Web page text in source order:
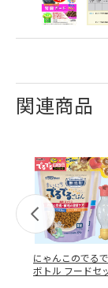
関連商品
にゃんこのでる
ボトル フードセ